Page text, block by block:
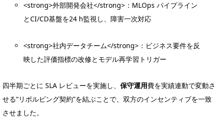
<strong>外部開発会社</strong>：MLOps パイプライン
とCI/CD基盤を24 h監視し、障害一次対応
<strong>社内データチーム</strong>：ビジネス要件を反
映した評価指標の改修とモデル再学習トリガー
四半期ごとに SLA レビューを実施し、 保守運用費を実績連動で変動さ
せる“リボルビング契約”を結ぶことで、双方のインセンティブを一致
させました。